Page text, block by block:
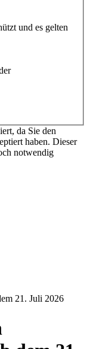
und es gelten
da Sie den
haben. Dieser
notwendig
21. Juli 2026